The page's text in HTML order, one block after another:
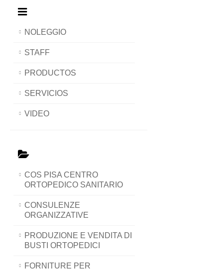
NOLEGGIO
STAFF
PRODUCTOS
SERVICIOS
VIDEO
COS PISA CENTRO
ORTOPEDICO SANITARIO
CONSULENZE
ORGANIZZATIVE
PRODUZIONE E VENDITA DI
BUSTI ORTOPEDICI
FORNITURE PER